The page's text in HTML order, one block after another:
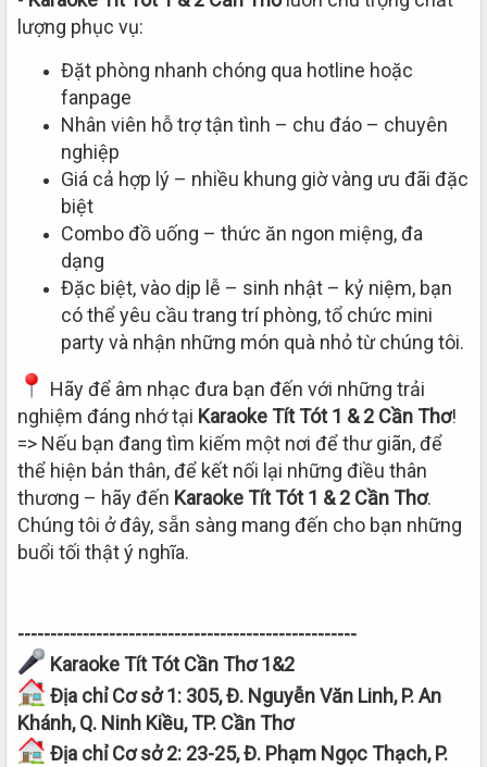
lượng phục vụ:
Đặt phòng nhanh chóng qua hotline hoặc
fanpage
Nhân viên hỗ trợ tận tình – chu đáo – chuyên
nghiệp
Giá cả hợp lý – nhiều khung giờ vàng ưu đãi đặc
biệt
Combo đồ uống – thức ăn ngon miệng, đa
dạng
Đặc biệt, vào dịp lễ – sinh nhật – kỷ niệm, bạn
có thể yêu cầu trang trí phòng, tổ chức mini
party và nhận những món quà nhỏ từ chúng tôi.
Hãy để âm nhạc đưa bạn đến với những trải
nghiệm đáng nhớ tại Karaoke Tít Tót 1 & 2 Cần Thơ!
=> Nếu bạn đang tìm kiếm một nơi để thư giãn, để
thể hiện bản thân, để kết nối lại những điều thân
thương – hãy đến Karaoke Tít Tót 1 & 2 Cần Thơ.
Chúng tôi ở đây, sẵn sàng mang đến cho bạn những
buổi tối thật ý nghĩa.
----------------------------------------------------
Karaoke Tít Tót Cần Thơ 1&2
Địa chỉ Cơ sở 1: 305, Đ. Nguyễn Văn Linh, P. An
Khánh, Q. Ninh Kiều, TP. Cần Thơ
Địa chỉ Cơ sở 2: 23-25, Đ. Phạm Ngọc Thạch, P.